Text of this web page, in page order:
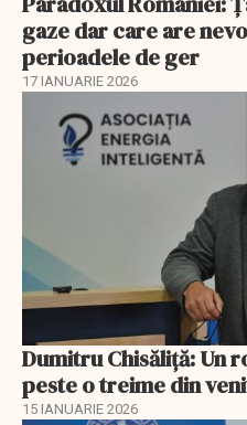
gaze dar care are
perioadele de ger
17 IANUARIE 2026
Dumitru Chisăliţă: Un
peste o treime din
15 IANUARIE 2026